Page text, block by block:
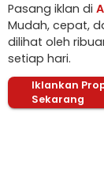
Pasang iklan di
Mudah, cepat,
dilihat oleh
setiap hari.
Iklankan
Sekarang